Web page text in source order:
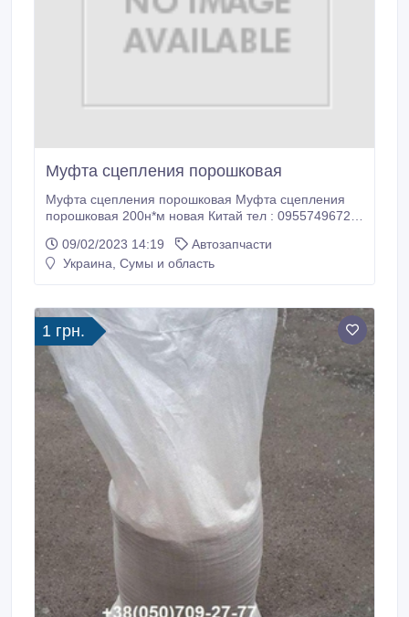
Муфта сцепления порошковая
Муфта сцепления порошковая Муфта сцепления
порошковая 200н*м новая Китай тел : 0955749672
09/02/2023 14:19
Автозапчасти
Украина, Сумы и область
1 грн.